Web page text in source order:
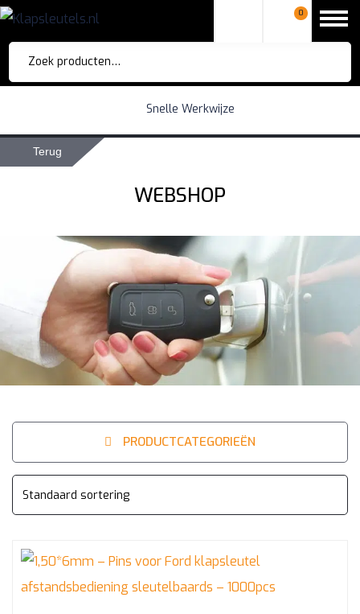
0
Zoeken
naar:
Snelle Werkwijze
Terug
WEBSHOP
PRODUCTCATEGORIEËN